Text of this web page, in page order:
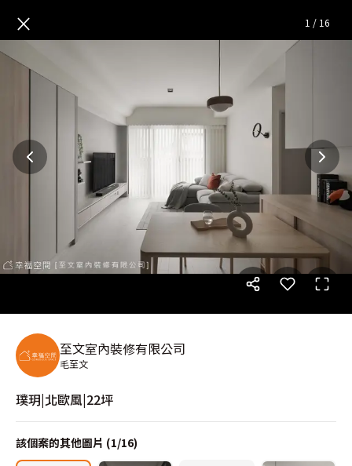
璞玥|北歐風|22坪 — 完整照片
× 1 / 16
至文室內裝修有限公司
毛至文
璞玥|北歐風|22坪
該個案的其他圖片 (1/16)